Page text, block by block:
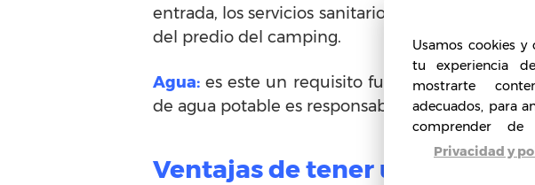
entrada, los servicios sanitarios, la recepción y
del predio del camping.
Agua: es este un requisito fundamental en
de agua potable es responsabilidad de quien
Ventajas de tener un Camping
Usamos cookies
tu experiencia
mostrarte
adecuados, para
comprender de
Privacidad y